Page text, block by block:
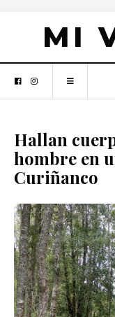
MI
Hallan
hombre en
Curiñanco